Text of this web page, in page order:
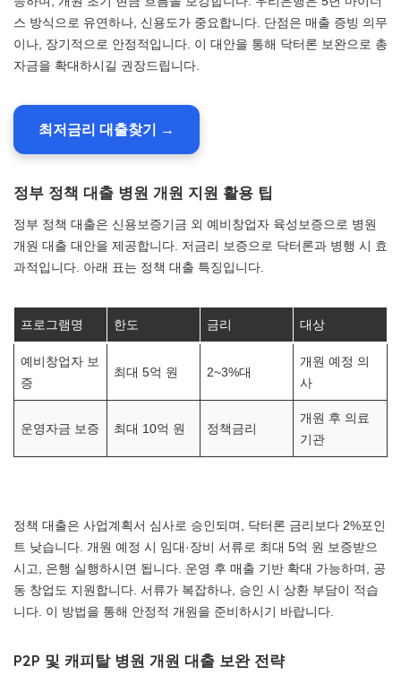
스 방식으로 유연하나, 신용도가 중요합니다. 단점은 매출 증빙 의무
이나, 장기적으로 안정적입니다. 이 대안을 통해 닥터론 보완으로 총
자금을 확대하시길 권장드립니다.
최저금리 대출찾기 →
정부 정책 대출 병원 개원 지원 활용 팁
정부 정책 대출은 신용보증기금 외 예비창업자 육성보증으로 병원
개원 대출 대안을 제공합니다. 저금리 보증으로 닥터론과 병행 시 효
과적입니다. 아래 표는 정책 대출 특징입니다.
프로그램명 한도 금리 대상
예비창업자 보
증
최대 5억 원 2~3%대
개원 예정 의
사
운영자금 보증 최대 10억 원 정책금리
개원 후 의료
기관
정책 대출은 사업계획서 심사로 승인되며, 닥터론 금리보다 2%포인
트 낮습니다. 개원 예정 시 임대·장비 서류로 최대 5억 원 보증받으
시고, 은행 실행하시면 됩니다. 운영 후 매출 기반 확대 가능하며, 공
동 창업도 지원합니다. 서류가 복잡하나, 승인 시 상환 부담이 적습
니다. 이 방법을 통해 안정적 개원을 준비하시기 바랍니다.
P2P 및 캐피탈 병원 개원 대출 보완 전략